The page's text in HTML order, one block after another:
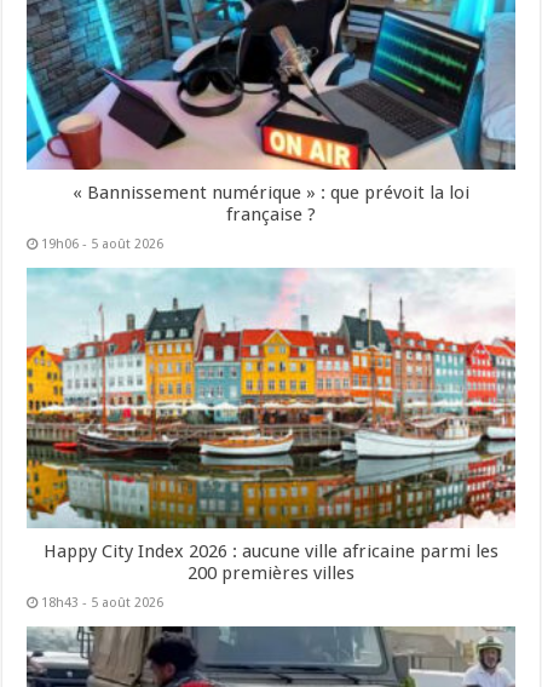
« Bannissement numérique » : que prévoit la loi
française ?
19h06 - 5 août 2026
Happy City Index 2026 : aucune ville africaine parmi les
200 premières villes
18h43 - 5 août 2026